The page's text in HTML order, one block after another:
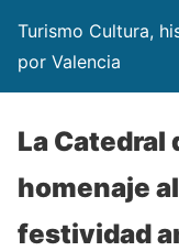
Turismo Cultura,
por Valencia
La Catedral
homenaje
festividad